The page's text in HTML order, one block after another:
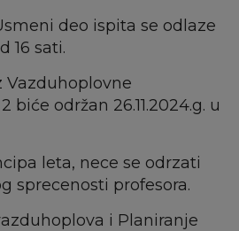
deo ispita se odlaze
16 sati.
Vazduhoplovne
biće održan 26.11.2024.g. u
leta, nece se odrzati
sprecenosti profesora.
i Planiranje